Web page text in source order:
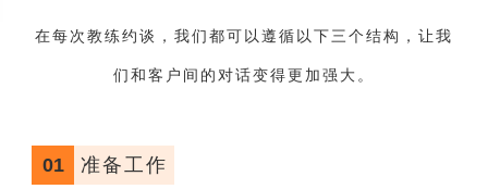
在每次教练约谈，我们都可以遵循以下三个结构，让我
们和客户间的对话变得更加强大。
01 准备工作